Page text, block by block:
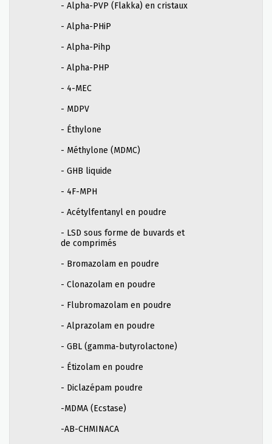
- Alpha-PVP (Flakka) en cristaux
- Alpha-PHiP
- Alpha-Pihp
- Alpha-PHP
- 4-MEC
- MDPV
- Éthylone
- Méthylone (MDMC)
- GHB liquide
- 4F-MPH
- Acétylfentanyl en poudre
- LSD sous forme de buvards et
de comprimés
- Bromazolam en poudre
- Clonazolam en poudre
- Flubromazolam en poudre
- Alprazolam en poudre
- GBL (gamma-butyrolactone)
- Étizolam en poudre
- Diclazépam poudre
-MDMA (Ecstase)
-AB-CHMINACA